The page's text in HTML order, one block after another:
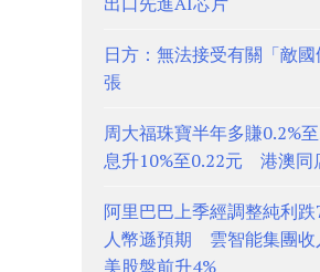
日方：無法接受有關「敵
張
周大福珠寶半年多賺0.2%
息升10%至0.22元 港澳同
阿里巴巴上季經調整純利
人幣遜預期 雲智能集團
美股盤前升4%